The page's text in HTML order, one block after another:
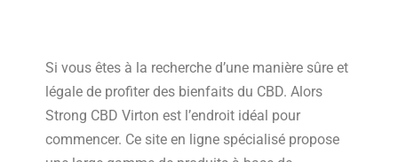
Si vous êtes à la recherche d’une manière sûre et
légale de profiter des bienfaits du CBD. Alors
Strong CBD Virton est l’endroit idéal pour
commencer. Ce site en ligne spécialisé propose